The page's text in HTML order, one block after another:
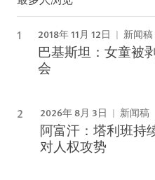
2018年 11月 12日 新闻稿
巴基斯坦：女童被
会
2026年 8月 3日 新闻稿
阿富汗：塔利班持
对人权攻势